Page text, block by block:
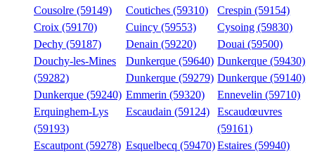
Cousolre (59149)
Coutiches (59310)
Crespin (59154)
Croix (59170)
Cuincy (59553)
Cysoing (59830)
Dechy (59187)
Denain (59220)
Douai (59500)
Douchy-les-Mines
(59282)
Dunkerque (59640) Dunkerque (59430)
Dunkerque (59279) Dunkerque (59140)
Dunkerque (59240) Emmerin (59320)
Ennevelin (59710)
Erquinghem-Lys
(59193)
Escaudain (59124)
Escaudœuvres
(59161)
Escautpont (59278) Esquelbecq (59470) Estaires (59940)